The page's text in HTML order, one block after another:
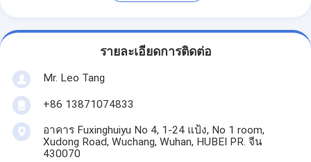
รายละเอียดการติดต่อ
Mr. Leo Tang
+86 13871074833
อาคาร Fuxinghuiyu No 4, 1-24 แป้ง, No 1 room,
Xudong Road, Wuchang, Wuhan, HUBEI PR. จีน
430070